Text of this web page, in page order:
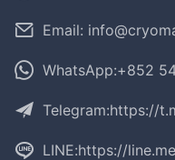
Email:
WhatsApp:+852
Telegram:https://
LINE:https://